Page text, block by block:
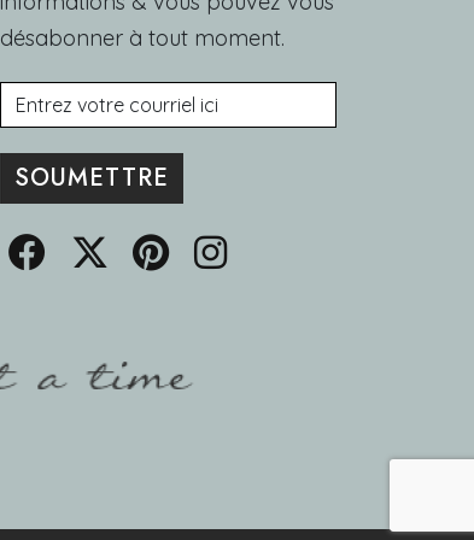
désabonner à tout moment.
Courriel